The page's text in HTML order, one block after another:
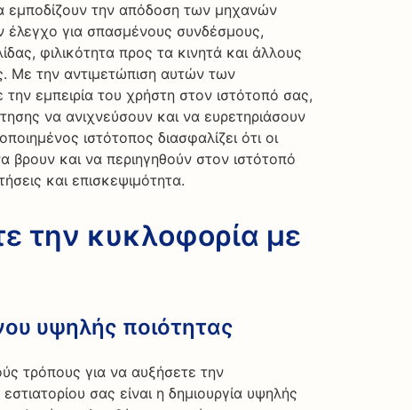
εμποδίζουν την απόδοση των μηχανών
έλεγχο για σπασμένους συνδέσμους,
φιλικότητα προς τα κινητά και άλλους
Με την αντιμετώπιση αυτών των
εμπειρία του χρήστη στον ιστότοπό σας,
να ανιχνεύσουν και να ευρετηριάσουν
ιστότοπος διασφαλίζει ότι οι
βρουν και να περιηγηθούν στον ιστότοπό
και επισκεψιμότητα.
την κυκλοφορία με
υψηλής ποιότητας
τρόπους για να αυξήσετε την
σας είναι η δημιουργία υψηλής